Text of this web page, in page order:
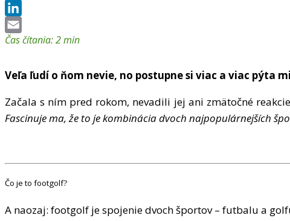
Twitter
LinkedIn
Email
Čas čítania:2min
Veľa ľudío ňom nevie, no postupne si viac a viac pýta
Začala s ním pred rokom, nevadili jej ani zmätočné
Fascinuje ma,že to je kombinácia dvoch najpopulárnejších š
Čo je to footgolf?
A naozaj: footgolf je spojenie dvoch športov– futbalu a